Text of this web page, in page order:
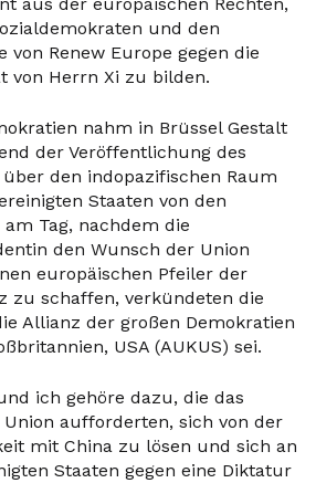
und den
von Renew Europe gegen die
von Herrn Xi zu bilden.
nahm in Brüssel Gestalt
der Veröffentlichung des
den indopazifischen Raum
Staaten von den
Tag, nachdem die
den Wunsch der Union
europäischen Pfeiler der
zu schaffen, verkündeten die
Allianz der großen Demokratien
USA (AUKUS) sei.
ich gehöre dazu, die das
aufforderten, sich von der
mit China zu lösen und sich an
Staaten gegen eine Diktatur